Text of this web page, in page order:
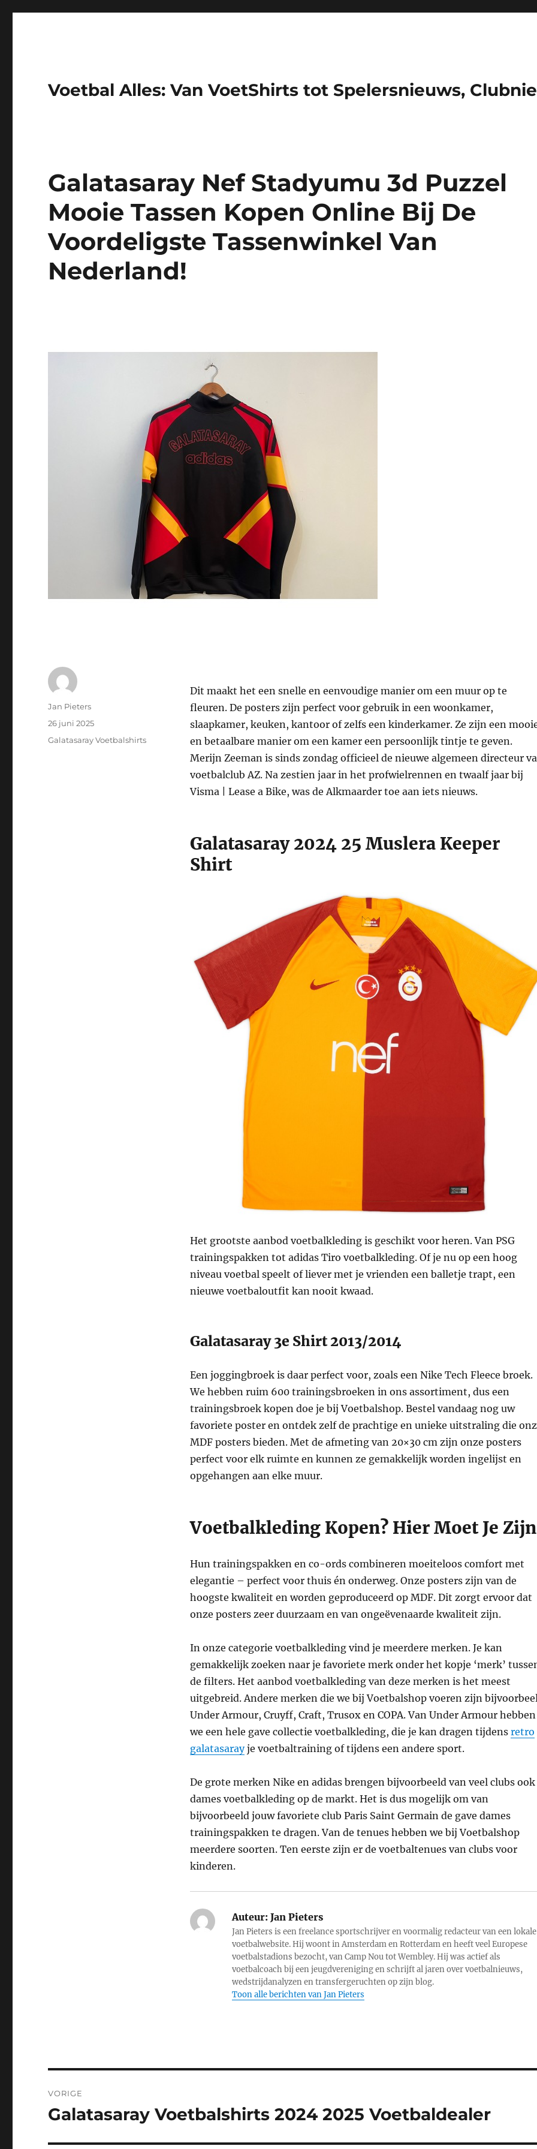
Voetbal Alles: Van VoetShirts tot Spelersnieuws,
Galatasaray Nef Stadyumu 3d Puzzel
Mooie Tassen Kopen Online Bij De
Voordeligste Tassenwinkel Van
Nederland!
Dit maakt het een snelle en eenvoudige manier om een muur op te
fleuren. De posters zijn perfect voor gebruik in een woonkamer,
slaapkamer, keuken, kantoor of zelfs een kinderkamer. Ze zijn een
en betaalbare manier om een kamer een persoonlijk tintje te geven.
Merijn Zeeman is sinds zondag officieel de nieuwe algemeen directeur
voetbalclub AZ. Na zestien jaar in het profwielrennen en twaalf jaar bij
Visma | Lease a Bike, was de Alkmaarder toe aan iets nieuws.
Galatasaray 2024 25 Muslera Keeper
Shirt
Het grootste aanbod voetbalkleding is geschikt voor heren. Van PSG
trainingspakken tot adidas Tiro voetbalkleding. Of je nu op een hoog
niveau voetbal speelt of liever met je vrienden een balletje trapt, een
nieuwe voetbaloutfit kan nooit kwaad.
Galatasaray 3e Shirt 2013/2014
Een joggingbroek is daar perfect voor, zoals een Nike Tech Fleece broek.
We hebben ruim 600 trainingsbroeken in ons assortiment, dus een
trainingsbroek kopen doe je bij Voetbalshop. Bestel vandaag nog uw
favoriete poster en ontdek zelf de prachtige en unieke uitstraling die
MDF posters bieden. Met de afmeting van 20×30 cm zijn onze posters
perfect voor elk ruimte en kunnen ze gemakkelijk worden ingelijst en
opgehangen aan elke muur.
Voetbalkleding Kopen? Hier Moet Je
Hun trainingspakken en co-ords combineren moeiteloos comfort met
elegantie – perfect voor thuis én onderweg. Onze posters zijn van de
hoogste kwaliteit en worden geproduceerd op MDF. Dit zorgt ervoor dat
onze posters zeer duurzaam en van ongeëvenaarde kwaliteit zijn.
In onze categorie voetbalkleding vind je meerdere merken. Je kan
gemakkelijk zoeken naar je favoriete merk onder het kopje ‘merk’
de filters. Het aanbod voetbalkleding van deze merken is het meest
uitgebreid. Andere merken die we bij Voetbalshop voeren zijn
Under Armour, Cruyff, Craft, Trusox en COPA. Van Under Armour hebben
we een hele gave collectie voetbalkleding, die je kan dragen tijdens retro
galatasarayje voetbaltraining of tijdens een andere sport.
De grote merken Nike en adidas brengen bijvoorbeeld van veel clubs ook
dames voetbalkleding op de markt. Het is dus mogelijk om van
bijvoorbeeld jouw favoriete club Paris Saint Germain de gave dames
trainingspakken te dragen. Van de tenues hebben we bij Voetbalshop
meerdere soorten. Ten eerste zijn er de voetbaltenues van clubs voor
kinderen.
Auteur:Jan Pieters
Jan Pieters is een freelance sportschrijver en voormalig redacteur van een lokale
voetbalwebsite. Hij woont in Amsterdam en Rotterdam en heeft veel Europese
voetbalstadions bezocht, van Camp Nou tot Wembley. Hij was actief als
voetbalcoach bij een jeugdvereniging en schrijft al jaren over voetbalnieuws,
wedstrijdanalyzen en transfergeruchten op zijn blog.
Toon alle berichten van Jan Pieters
Auteur
Jan Pieters
Geplaatst
26 juni 2025
Categorieën
Galatasaray Voetbalshirts
navigatie
VORIGE
Vorig
Galatasaray Voetbalshirts 2024 2025 Voetbaldealer